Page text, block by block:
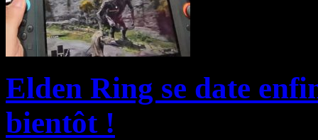
Elden Ring se date
bientôt !